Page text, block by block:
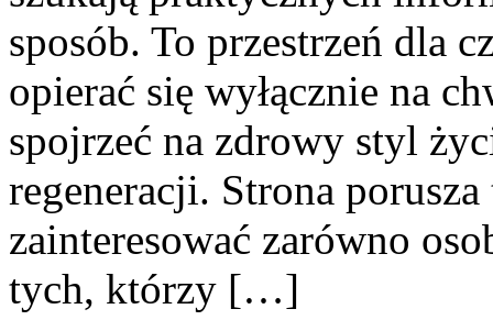
sposób. To przestrzeń dla
opierać się wyłącznie na
spojrzeć na zdrowy styl
regeneracji. Strona
zainteresować zarówno
tych, którzy […]